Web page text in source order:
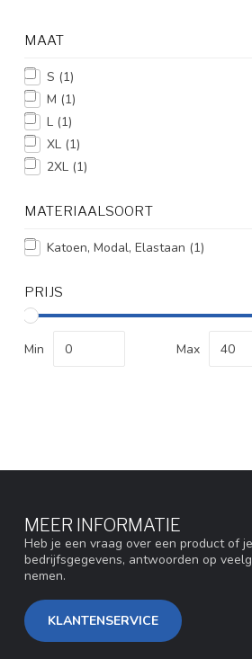
MAAT
S (1)
M (1)
L (1)
XL (1)
2XL (1)
MATERIAALSOORT
Katoen, Modal, Elastaan (1)
PRIJS
Min Max
MEER INFORMATIE
Heb je een vraag over een product of
bedrijfsgegevens, antwoorden op
nemen.
KLANTENSERVICE